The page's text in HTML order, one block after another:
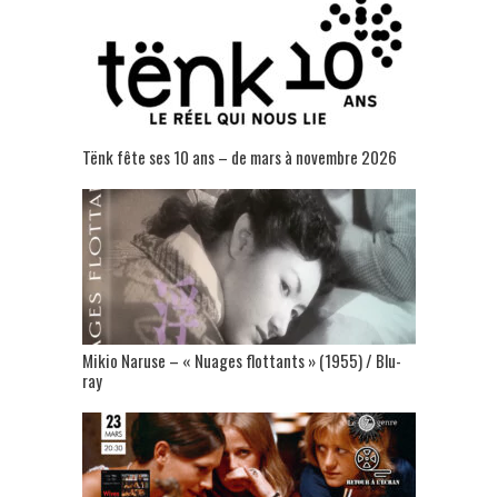
Tënk fête ses 10 ans – de mars à novembre 2026
Mikio Naruse – « Nuages flottants » (1955) / Blu-
ray